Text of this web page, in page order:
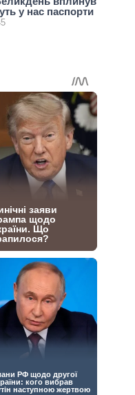
у нас паспорти